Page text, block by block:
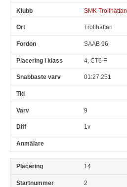
SMK Trollhättan
Trollhättan
SAAB 96
4, CT6 F
01:27.251
9
1v
14
2